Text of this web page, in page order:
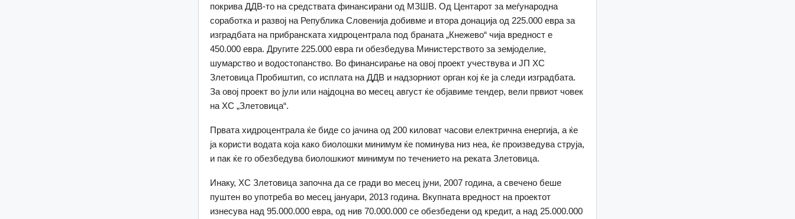
покрива ДДВ-то на средствата финансирани од МЗШВ. Од Центарот за меѓународна
соработка и развој на Република Словенија добивме и втора донација од 225.000 евра за
изградбата на прибранската хидроцентрала под браната „Кнежево“ чија вредност е
450.000 евра. Другите 225.000 евра ги обезбедува Министерството за земјоделие,
шумарство и водостопанство. Во финансирање на овој проект учествува и ЈП ХС
Злетовица Пробиштип, со исплата на ДДВ и надзорниот орган кој ќе ја следи изградбата.
За овој проект во јули или најдоцна во месец август ќе објавиме тендер, вели првиот човек
на ХС „Злетовица“.
Првата хидроцентрала ќе биде со јачина од 200 киловат часови електрична енергија, а ќе
ја користи водата која како биолошки минимум ќе поминува низ неа, ќе произведува струја,
и пак ќе го обезбедува биолошкиот минимум по течението на реката Злетовица.
Инаку, ХС Злетовица започна да се гради во месец јуни, 2007 година, а свечено беше
пуштен во употреба во месец јануари, 2013 година. Вкупната вредност на проектот
изнесува над 95.000.000 евра, од нив 70.000.000 се обезбедени од кредит, а над 25.000.000